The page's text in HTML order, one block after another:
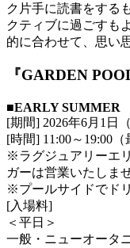
ク片手に読書をする
クティブに過ごすも
的に合わせて、思い
『GARDEN
■EARLY SUMMER
[期間] 2026年6月1日
[時間] 11:00～19:00（
※ラグジュアリーエ
ガーは営業いたしま
※プールサイドでド
[入場料]
＜平日＞
一般・ニューオータ